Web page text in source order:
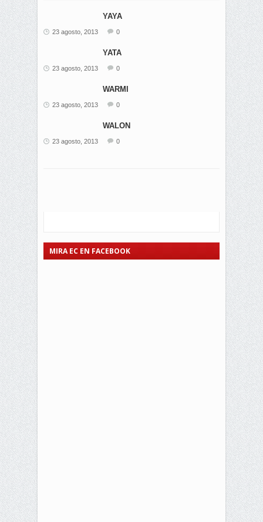
YAYA
23 agosto, 2013 0
YATA
23 agosto, 2013 0
WARMI
23 agosto, 2013 0
WALON
23 agosto, 2013 0
MIRA EC EN FACEBOOK